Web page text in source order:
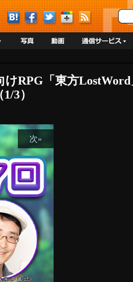
RPG「東方LostWord
3）
次»